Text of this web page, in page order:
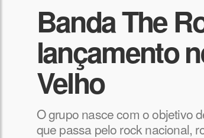
Banda The
lançamento
Velho
O grupo nasce com o objetivo
que passa pelo rock nacional,